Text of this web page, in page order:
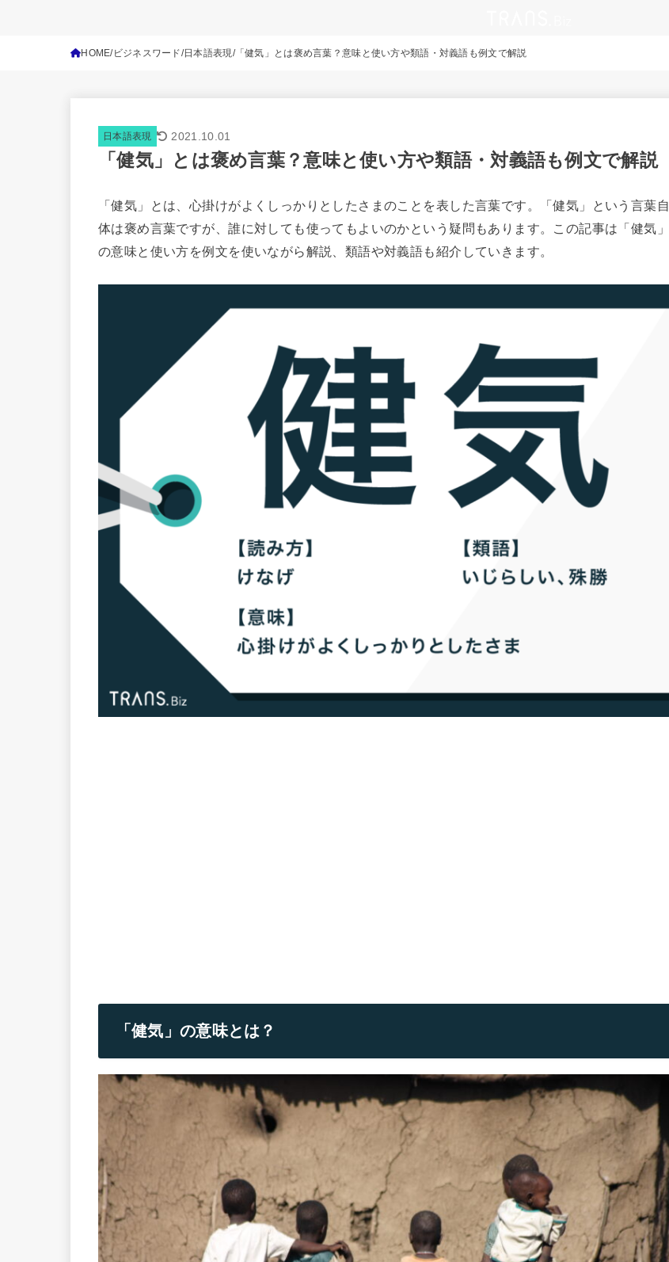
HOME ビジネスワード 日本語表現 「健気」とは褒め言葉？意味と使い方や類語・対義語も例文で解説
日本語表現 2021.10.01
「健気」とは褒め言葉？意味と使い方や類語・対義語も例文で解説
「健気」とは、心掛けがよくしっかりとしたさまのことを表した言葉です。「健気」という言葉自
体は褒め言葉ですが、誰に対しても使ってもよいのかという疑問もあります。この記事は「健気」
の意味と使い方を例文を使いながら解説、類語や対義語も紹介していきます。
「健気」の意味とは？